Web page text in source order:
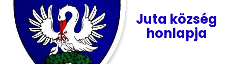
Juta község
honlapja